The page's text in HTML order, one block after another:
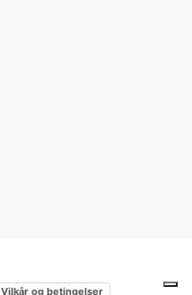
Vilkår og betingelser